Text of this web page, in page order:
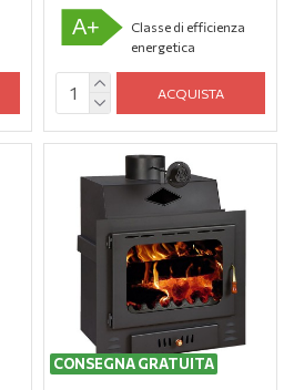
A+
Classe di efficienza
energetica
ACQUISTA
CONSEGNA GRATUITA